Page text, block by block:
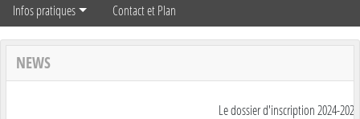
Infos pratiques
Contact et Plan
NEWS
Le dossier d'inscription 2024-